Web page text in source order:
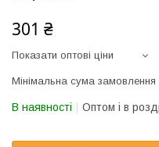
301 ₴
Показати оптові ціни
Мінімальна сума
В наявності Оптом і в